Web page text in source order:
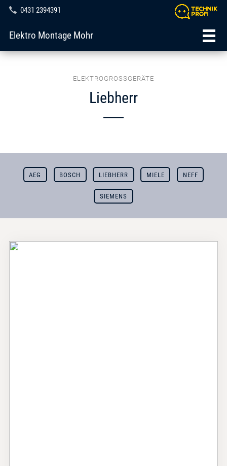
0431 2394391
Elektro Montage Mohr
ELEKTROGROSSGERÄTE
Liebherr
AEG BOSCH LIEBHERR MIELE NEFF
SIEMENS